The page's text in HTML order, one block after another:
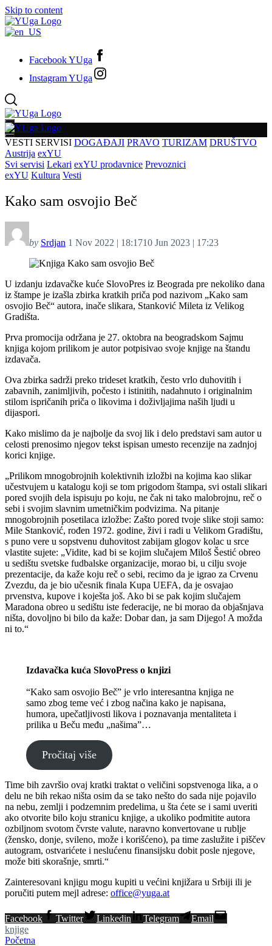
Skip to content
Facebook YUga
Instagram YUga
VESTI SERVISI DOGAĐAJI PRAVO TURIZAM DRUŠTVO
Austrija exYU
Svi servisi Lekari exYU prodavnice Prevoznici
exYU Kultura Vesti
Kako sam osvojio Beč
by Srdjan 1 Nov 2022 | 18:1710 Jun 2023 | 17:23
U izdanju izdavačke kuće SlovoPres iz Beograda pre nekoliko dana
iz štampe je izašla zbirka kratkih priča pod nazivom „Kako sam
osvojio Beč“ autora, inače slikara, Stanković Mileta iz Velikog
Gradišta.
Prva promocija održana je 27. oktobra na beogradskom Sajmu
knjiga kojom prilikom je autor potpisivao svoje knjige na štandu
izdavača.
Ova zbirka sadrži preko trideset kratkih, često vrlo duhovitih i
zabavnih, zanimljivih, počesto i istinitih, nadahnuto i originalnim
stilom ispričanih priča o likovima i doživljajima naših ljudi u
dijaspori.
Kako mislimo da je najbolje da svoj lik i delo predstavi sam autor u
celosti prenosimo njegov tekst ispisan umesto recenzije na zadnjoj
korici knjige.
„Prilikom mnogobrojnih kolektivnih izložbi na kojima kao slikar
učestvujem u katalogu koji se tom prigodom štampa, svi ostali slikari
pored svojih dela ispisuju po koju, ne čak ni tako malobrojnu, reč o
sebi i svojim slavnim umetničkim podvizima. Na pitanje
mnogobrojnih posetilaca izložbe: Zašto pored tvoje slike stoji samo:
Mile Stanković, rođen 1972. godine, živi i radi u Velikom Gradištu,
s puno vere u sopstvenu duhovitost zabijam glogov kolac u srce
vlastite sujete: „Vidite, kad bi se kojim slučajem Miloš Šestić obreo
u sedištu svetske fudbalske organizacije, morao bi, u cilju svoje
prezentacije, da kaže koju reč o sebi, recimo da je igrao za Crvenu
Zvezdu, da je bio učesnik finala Kupa UEFA, da je osvajao
prvenstva, kupove i koješta još. Ako bi se pak kojim slučajem
Maradona obreo u sedištu iste federacije, ne bi morao da objašnjava
ništa, dovoljno bi bilo da kaže: Dobar dan, ja sam Dijego! A možda
ni to.“
Izdavačka kuća SlovoPress o knjizi
“Kako sam osvojio Beč” je vrlo interesantna knjiga ne
samo zbog teme već i zbog načina kako je napisana,
humora, upečatljivosti likova i poznavanja mentaliteta i
prilika u Beču među „našima”…
Pročitaj više
Time bih završio ovaj kratki traktat o veličini sopstvenoga lika, a o
delu ne bih rekao ništa osim da se tako nešto do sada nije pojavilo
na nebu, zemlji i podzemnim predelima, u šta ćete se i sami uveriti
ako otvorite bilo koju stranicu knjige, a ukoliko podmitite autora
ozbiljnom svotom čvrste valute, naravno konvertovane u rublje
(žensko, donje, svileno, može i korišćeno), pa time zaslužite i piščev
autogram, ostvarićete i neslućenu finansijsku dobit posle njegove,
može biti skorašnje, smrti.“
Zainteresovani knjigu mogu kupiti u većini knjižara u Srbiji ili je
poručiti putem mejl adrese: office@yuga.at
Facebook Twitter Linkedin Telegram
Email
knjige
Početna